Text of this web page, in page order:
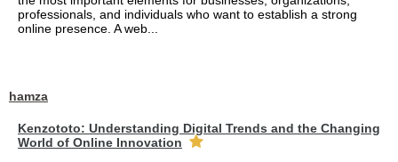
professionals, and individuals who want to establish a strong
online presence. A web...
hamza
Kenzototo: Understanding Digital Trends and the Changing
World of Online Innovation